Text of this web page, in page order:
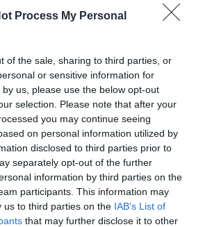
Process My Personal
of the sale, sharing to third parties, or
or sensitive information for
us, please use the below opt-out
selection. Please note that after your
you may continue seeing
on personal information utilized by
disclosed to third parties prior to
separately opt-out of the further
information by third parties on the
participants. This information may
us to third parties on the IAB’s List of
that may further disclose it to other
έως ότου οι ΗΠΑ
τους όρους της
Έξι θάνατοι τις
– Στην Αττική τα
κρούσματα
ανάλωσε τη μισή ύλη
πει απολύτως τίποτα και να
φαντασιόπληκτο ρεπορτάζ